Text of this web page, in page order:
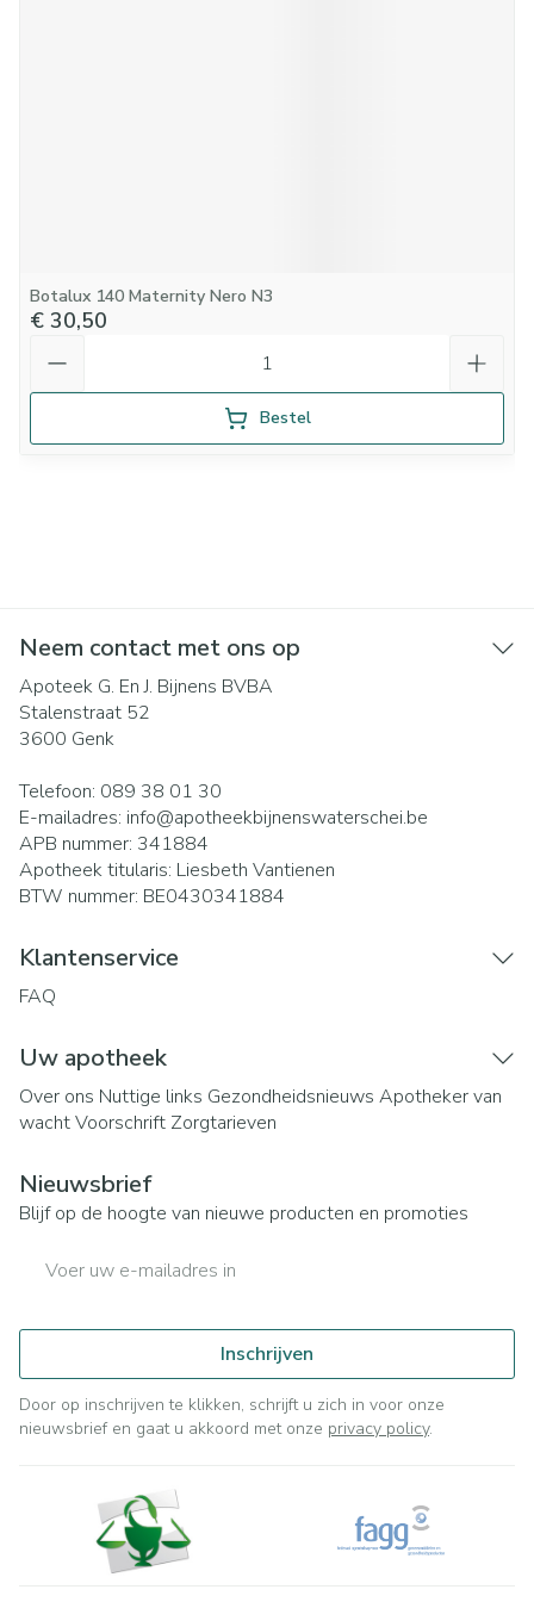
Botalux 140 Maternity Nero N3
€ 30,50
Bestel
Neem contact met ons op
Apoteek G. En J. Bijnens BVBA
Stalenstraat 52
3600 Genk
Telefoon: 089 38 01 30
E-mailadres: info@apotheekbijnenswaterschei.be
APB nummer: 341884
Apotheek titularis: Liesbeth Vantienen
BTW nummer: BE0430341884
Klantenservice
FAQ
Uw apotheek
Over ons Nuttige links Gezondheidsnieuws Apotheker van
wachtVoorschrift Zorgtarieven
Nieuwsbrief
Blijf op de hoogte van nieuwe producten en promoties
Inschrijven
Door op inschrijven te klikken, schrijft u zich in voor onze
nieuwsbrief en gaat u akkoord met onze privacy policy.